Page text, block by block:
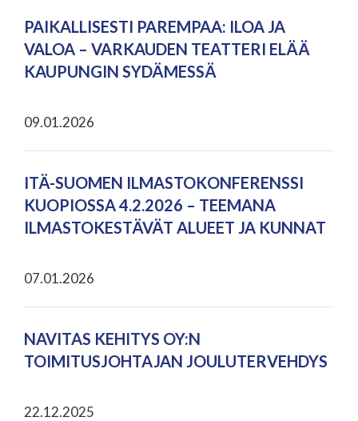
PAIKALLISESTI PAREMPAA: ILOA JA
VALOA – VARKAUDEN TEATTERI ELÄÄ
KAUPUNGIN SYDÄMESSÄ
09.01.2026
ITÄ-SUOMEN ILMASTOKONFERENSSI
KUOPIOSSA 4.2.2026 – TEEMANA
ILMASTOKESTÄVÄT ALUEET JA KUNNAT
07.01.2026
NAVITAS KEHITYS OY:N
TOIMITUSJOHTAJAN JOULUTERVEHDYS
22.12.2025